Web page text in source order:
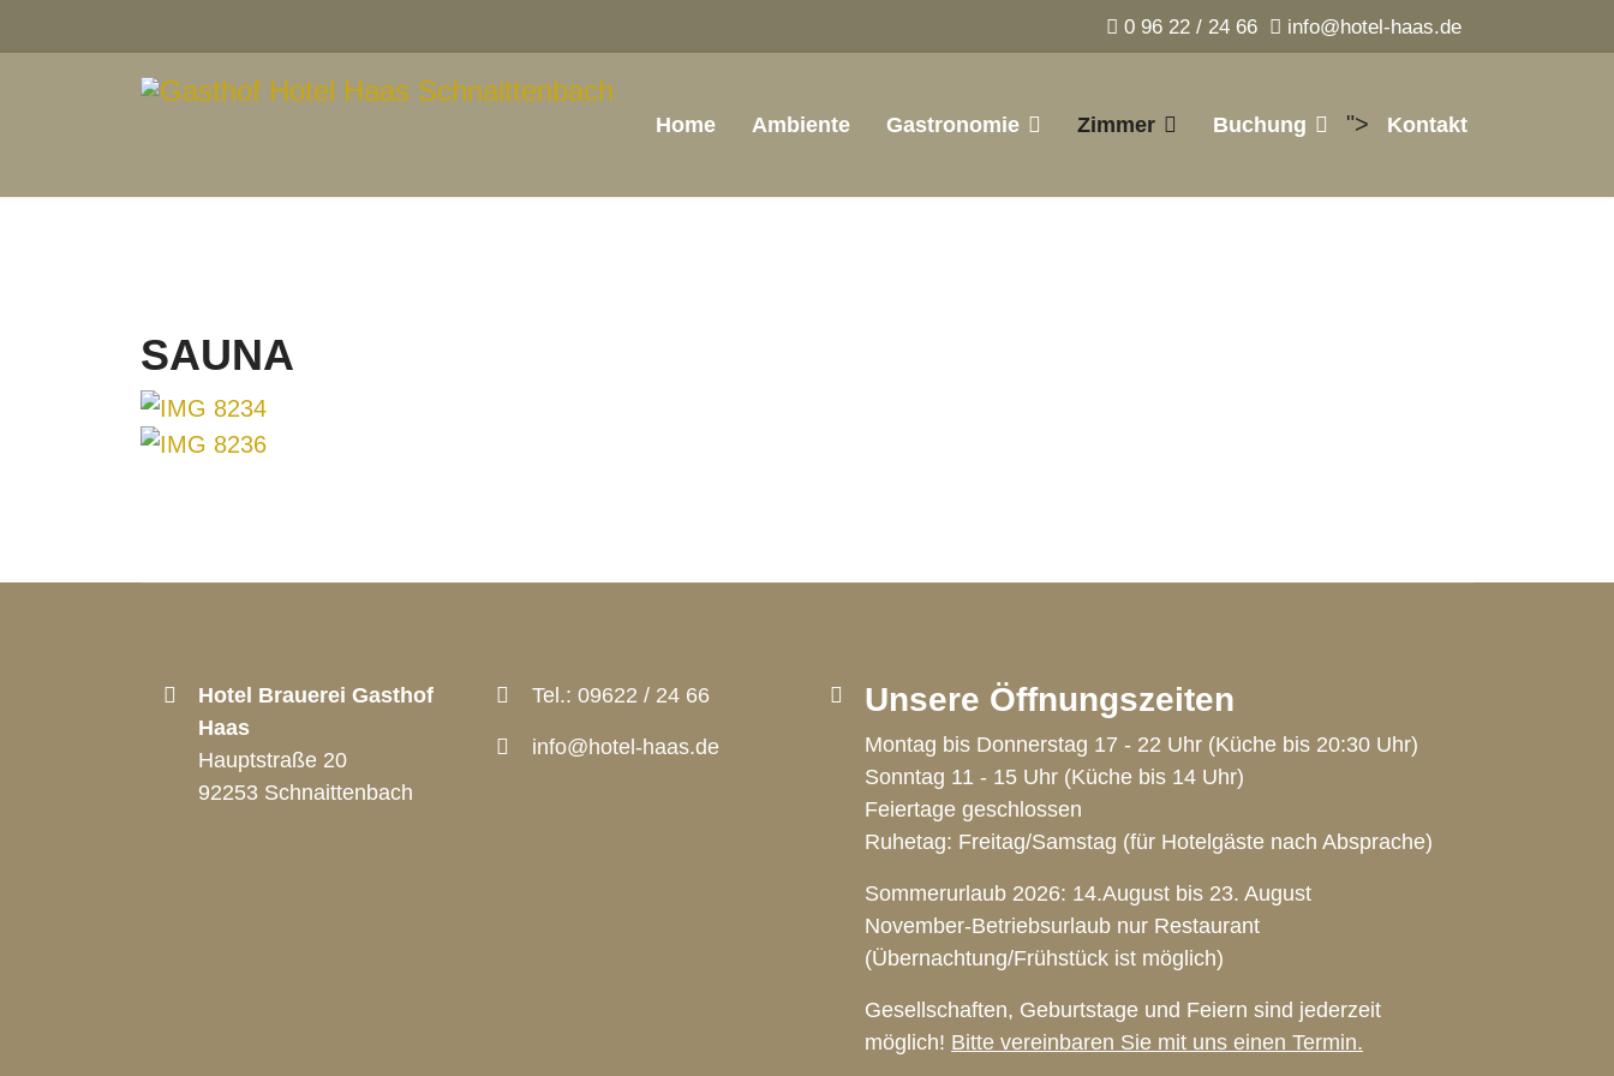
0 96 22 / 24 66 info@hotel-haas.de
Home Ambiente Gastronomie Zimmer Buchung "> Kontakt
SAUNA
Hotel Brauerei Gasthof
Haas
Hauptstraße 20
92253 Schnaittenbach
Tel.: 09622 / 24 66
info@hotel-haas.de
Unsere Öffnungszeiten
Montag bis Donnerstag 17 - 22 Uhr (Küche bis 20:30 Uhr)
Sonntag 11 - 15 Uhr (Küche bis 14 Uhr)
Feiertage geschlossen
Ruhetag: Freitag/Samstag (für Hotelgäste nach Absprache)
Sommerurlaub 2026: 14.August bis 23. August
November-Betriebsurlaub nur Restaurant
(Übernachtung/Frühstück ist möglich)
Gesellschaften, Geburtstage und Feiern sind jederzeit
möglich! Bitte vereinbaren Sie mit uns einen Termin.